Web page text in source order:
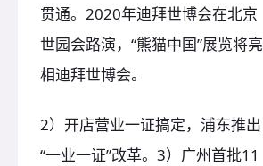
贯通。2020年迪拜世博会在北京
世园会路演，“熊猫中国”展览将亮
相迪拜世博会。
2）开店营业一证搞定，浦东推出
“一业一证”改革。3）广州首批11